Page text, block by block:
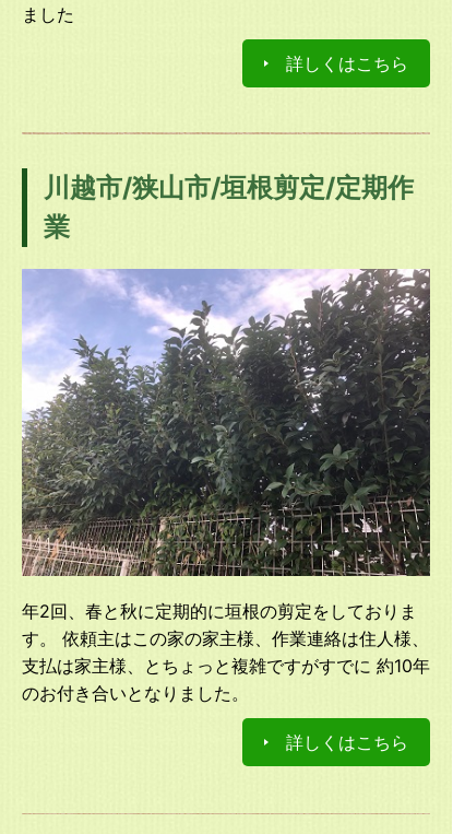
ました
詳しくはこちら
川越市/狭山市/垣根剪定/定期作
業
年2回、春と秋に定期的に垣根の剪定をしておりま
す。 依頼主はこの家の家主様、作業連絡は住人様、
支払は家主様、とちょっと複雑ですがすでに 約10年
のお付き合いとなりました。
詳しくはこちら